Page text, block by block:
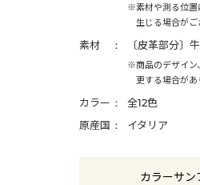
※素材や測る位置
生じる場合がご
素材 〔皮革部分〕
※商品のデザイン
更する場合があ
カラー
全12色
原産国
イタリア
カラーサン